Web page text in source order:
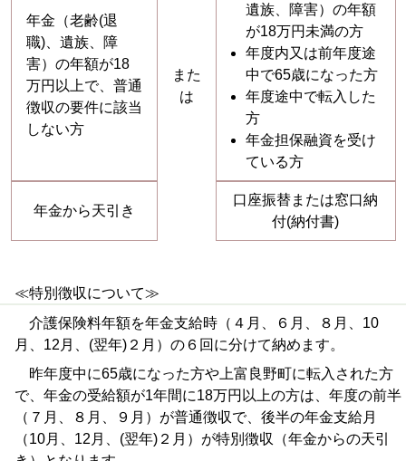
また
は
年金（老齢(退
職)、遺族、障
害）の年額が18
万円以上で、普通
徴収の要件に該当
しない方
遺族、障害）の年額
が18万円未満の方
年度内又は前年度途
中で65歳になった方
年度途中で転入した
方
年金担保融資を受け
ている方
年金から天引き
口座振替または窓口納
付(納付書)
≪特別徴収について≫
介護保険料年額を年金支給時（４月、６月、８月、10
月、12月、(翌年)２月）の６回に分けて納めます。
昨年度中に65歳になった方や上富良野町に転入された方
で、年金の受給額が1年間に18万円以上の方は、年度の前半
（７月、８月、９月）が普通徴収で、後半の年金支給月
（10月、12月、(翌年)２月）が特別徴収（年金からの天引